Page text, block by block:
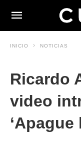
INICIO NOTICIAS
Ricardo
video
‘Apague